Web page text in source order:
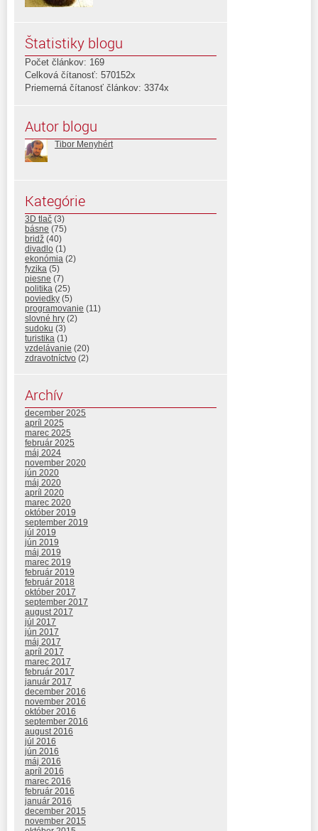
Štatistiky blogu
Počet článkov: 169
Celková čítanosť: 570152x
Priemerná čítanosť článkov: 3374x
Autor blogu
Tibor Menyhért
Kategórie
3D tlač (3)
básne (75)
bridž (40)
divadlo (1)
ekonómia (2)
fyzika (5)
piesne (7)
politika (25)
poviedky (5)
programovanie (11)
slovné hry (2)
sudoku (3)
turistika (1)
vzdelávanie (20)
zdravotníctvo (2)
Archív
december 2025
apríl 2025
marec 2025
február 2025
máj 2024
november 2020
jún 2020
máj 2020
apríl 2020
marec 2020
október 2019
september 2019
júl 2019
jún 2019
máj 2019
marec 2019
február 2019
február 2018
október 2017
september 2017
august 2017
júl 2017
jún 2017
máj 2017
apríl 2017
marec 2017
február 2017
január 2017
december 2016
november 2016
október 2016
september 2016
august 2016
júl 2016
jún 2016
máj 2016
apríl 2016
marec 2016
február 2016
január 2016
december 2015
november 2015